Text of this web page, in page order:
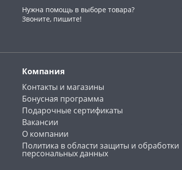
Нужна помощь в выборе товара?
Звоните, пишите!
Компания
Контакты и магазины
Бонусная программа
Подарочные сертификаты
Вакансии
О компании
Политика в области защиты и обработки
персональных данных